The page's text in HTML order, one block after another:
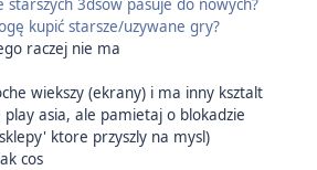
kupić starsze/uzywane gry?
raczej nie ma
wiekszy (ekrany) i ma inny ksztalt
asia, ale pamietaj o blokadzie
ktore przyszly na mysl)
cos